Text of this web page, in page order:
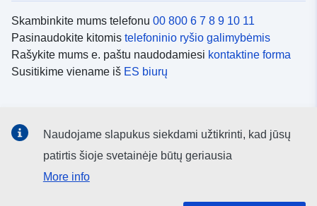
Skambinkite mums telefonu 00 800 6 7 8 9 10 11
Pasinaudokite kitomis telefoninio ryšio galimybėmis
Rašykite mums e. paštu naudodamiesi kontaktine forma
Susitikime viename iš ES biurų
socialinių tinklų kanalai
Naudojame slapukus siekdami užtikrinti, kad jūsų
patirtis šioje svetainėje būtų geriausia
More info